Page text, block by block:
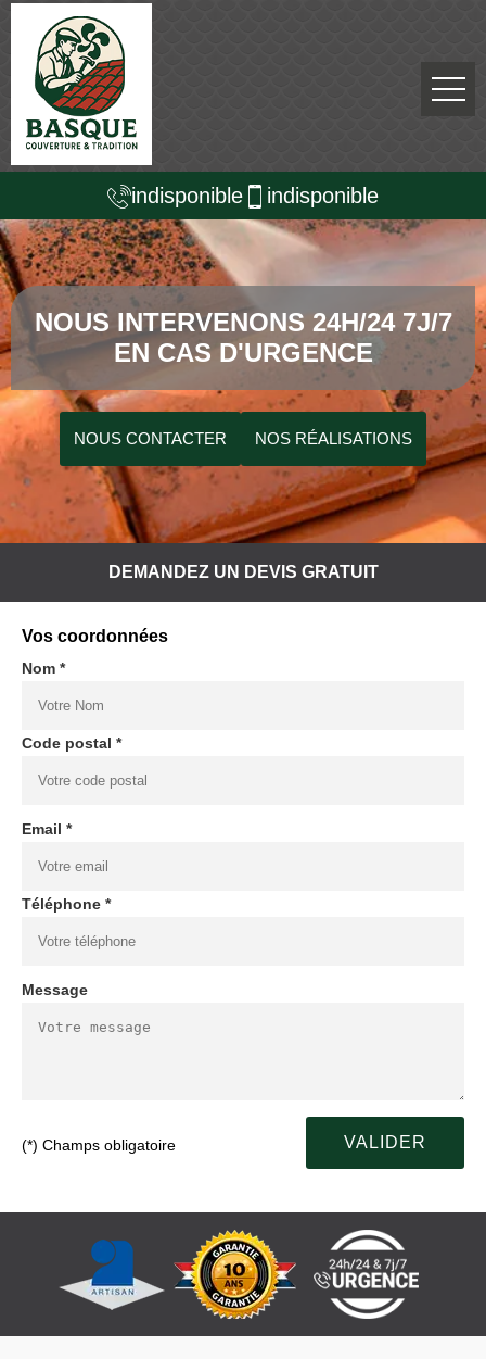
indisponible indisponible
NOUS INTERVENONS 24H/24 7J/7
EN CAS D'URGENCE
NOUS CONTACTER NOS RÉALISATIONS
DEMANDEZ UN DEVIS GRATUIT
Vos coordonnées
Nom *
Code postal *
Email *
Téléphone *
Message
(*) Champs obligatoire